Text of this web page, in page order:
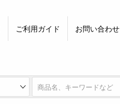
ご利用ガイド お問い合わせ